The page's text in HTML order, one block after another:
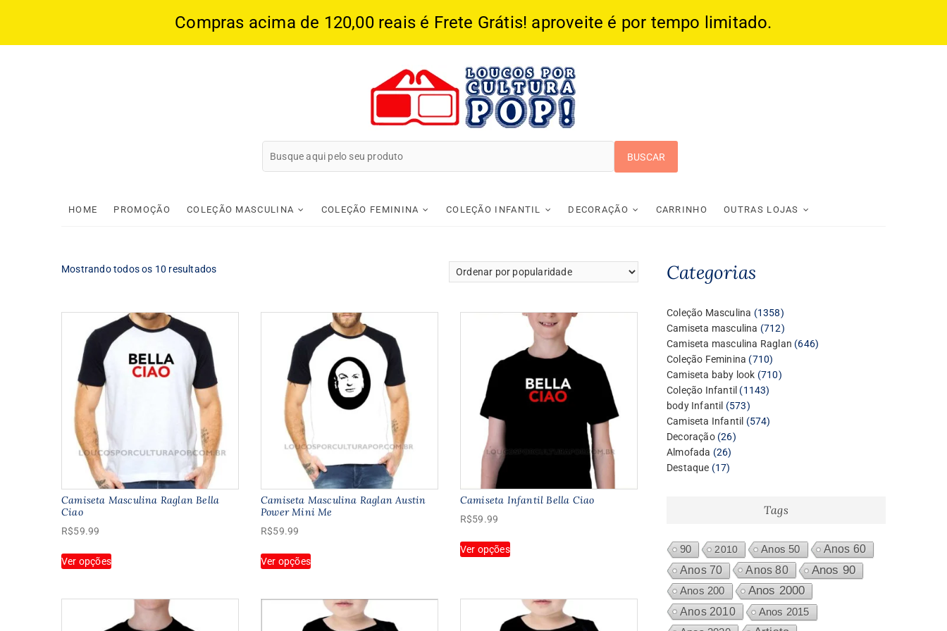
Compras acima de 120,00 reais é Frete Grátis! aproveite é por tempo limitado.
Loucos Por Cultura Pop
HOME PROMOÇÃO COLEÇÃO MASCULINA COLEÇÃO FEMININA COLEÇÃO INFANTIL DECORAÇÃO CARRINHO OUTRAS LOJAS
Mostrando todos os 10 resultadosClassificado
Camiseta Masculina Raglan Bella
Ciao
R$59.99
Ver opçõesproduto
várias
variantes.
As
Camiseta Masculina Raglan Austin
Power Mini Me
R$59.99
Ver opçõesproduto
várias
variantes.
Camiseta Infantil Bella Ciao
R$59.99
Ver opçõesproduto
variantes.
As
Categorias
Coleção Masculina 13581358
produtos
Camiseta masculina 712712
produtos
Camiseta masculina Raglan 646646
Coleção Feminina 710710
produtos
Camiseta baby look 710710
Coleção Infantil 11431143
body Infantil 573573
produtos
Camiseta Infantil 574574
Decoração 2626
Almofada 2626
produtos
Destaque 1717
Tags
90 2010 Anos 50
Anos 60
Anos 70
Anos 80 Anos 90
Anos 200 Anos 2000
Anos 2010 Anos 2015